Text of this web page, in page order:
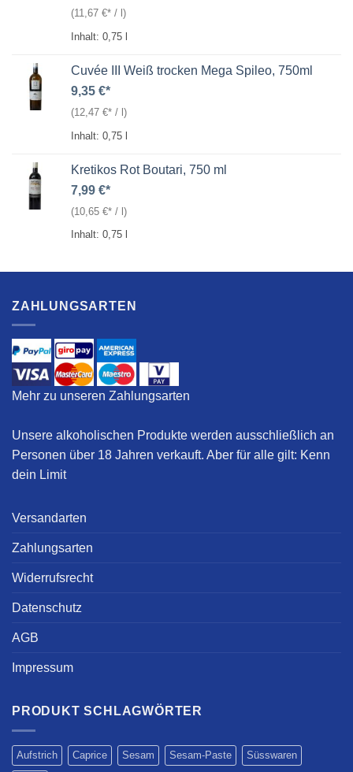
(11,67 € / )
Inhalt: 0,75
Cuvée III Weiß trocken Mega Spileo, 750ml
9,35 €
(12,47 € / )
Inhalt: 0,75 l
Kretikos Rot Boutari, 750 ml
7,99 €
(10,65 € / )
Inhalt: 0,75
ZAHLUNGSARTEN
Mehr zu unseren Zahlungsarten
Unsere alkoholischen Produkte werden ausschließlich an
Personen über 18 Jahren verkauft. Aber für alle gilt: Kenn
dein Limit
Versandarten
Zahlungsarten
Widerrufsrecht
Datenschutz
AGB
Impressum
PRODUKT SCHLAGWÖRTER
Aufstrich Caprice Sesam Sesam-Paste Süsswaren